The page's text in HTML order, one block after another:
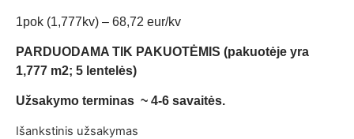
1pok (1,777kv) – 68,72 eur/kv
PARDUODAMA TIK PAKUOTĖMIS (pakuotėje yra
1,777 m2; 5 lentelės)
Užsakymo terminas ~ 4-6 savaitės.
Išankstinis užsakymas